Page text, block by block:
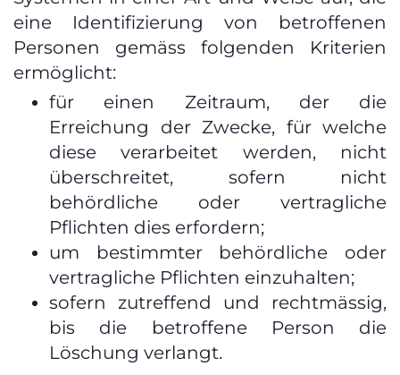
eine Identifizierung von betroffenen
Personen gemäss folgenden Kriterien
ermöglicht:
für einen Zeitraum, der die
Erreichung der Zwecke, für welche
diese verarbeitet werden, nicht
überschreitet, sofern nicht
behördliche oder vertragliche
Pflichten dies erfordern;
um bestimmter behördliche oder
vertragliche Pflichten einzuhalten;
sofern zutreffend und rechtmässig,
bis die betroffene Person die
Löschung verlangt.